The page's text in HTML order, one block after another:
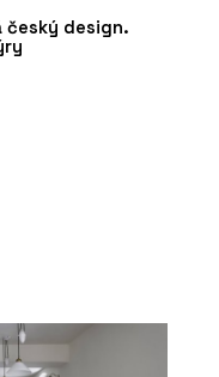
český design.